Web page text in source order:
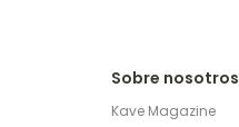
Sobre nosotros
Kave Magazine